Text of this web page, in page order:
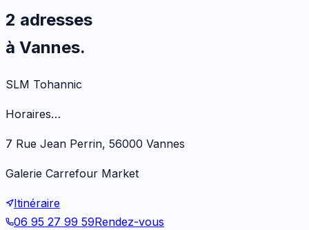
2 adresses
à Vannes.
SLM Tohannic
Horaires…
7 Rue Jean Perrin, 56000 Vannes
Galerie Carrefour Market
Itinéraire
06 95 27 99 59Rendez-vous